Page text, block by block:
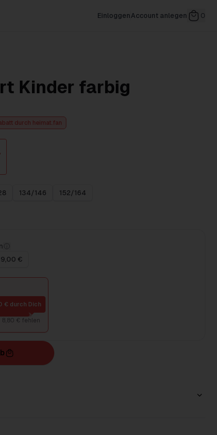
EinloggenAccount anlegen 0
Kinder farbig
durch heimat.fan
134/146
152/164
9,00 €
€ durch Dich
8,80 € fehlen